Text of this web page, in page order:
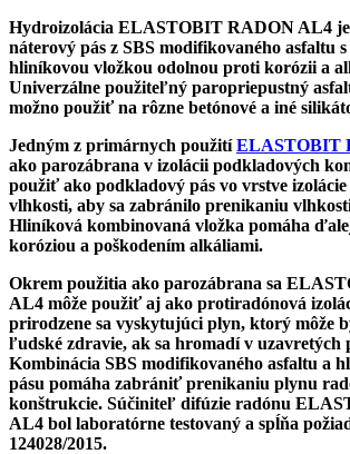
Hydroizolácia ELASTOBIT RADON AL4
náterový pás z SBS modifikovaného asfaltu
hliníkovou vložkou odolnou proti korózii a
Univerzálne použiteľný paropriepustný
možno použiť na rôzne betónové a iné
Jedným z primárnych použitíELASTOBIT
ako parozábrana v izolácii podkladových
použiť ako podkladový pás vo vrstve
vlhkosti, aby sa zabránilo prenikaniu
Hliníková kombinovaná vložka pomáha
koróziou a poškodením alkáliami.
Okrem použitia ako parozábrana sa
AL4 môže použiť aj ako protiradónová
prirodzene sa vyskytujúci plyn, ktorý môže
ľudské zdravie, ak sa hromadí v uzavretých
Kombinácia SBS modifikovaného asfaltu a
pásu pomáha zabrániť prenikaniu plynu
konštrukcie. Súčiniteľ difúzie radónu
AL4 bol laboratórne testovaný a spĺňa
124028/2015.